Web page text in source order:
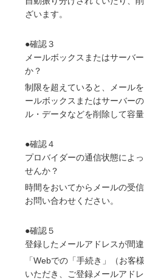
ざいます。
●確認３
メールボックスまたはサーバ
か？
制限を超えていると、メール
ールボックスまたはサーバー
ル・データなどを削除して容
●確認４
プロバイダーの通信状態によ
せんか？
時間をおいてからメールの受
お問い合わせください。
●確認５
登録したメールアドレスが間
「Webでの「手続き」（お客
いただき、ご登録メールアド